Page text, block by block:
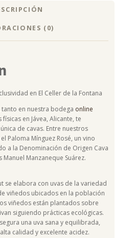
(0)
en El Celler de la Fontana
tanto en nuestra bodega online
en Jávea, Alicante, te
de cavas. Entre nuestros
Paloma Mínguez Rosé, un vino
a la Denominación de Origen Cava
Manzaneque Suárez.
se elabora con uvas de la variedad
viñedos ubicados en la población
viñedos están plantados sobre
siguiendo prácticas ecológicas.
una uva sana y equilibrada,
calidad y excelente acidez.